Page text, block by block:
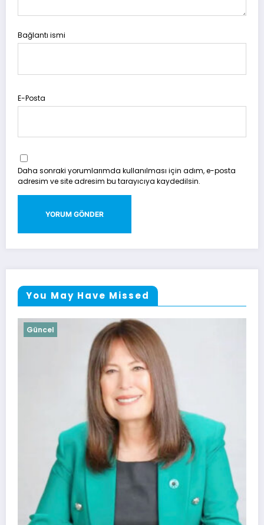
Bağlantı ismi
E-Posta
Daha sonraki yorumlarımda kullanılması için adım, e-posta
adresim ve site adresim bu tarayıcıya kaydedilsin.
You May Have Missed
Soma
4 Ağustos 2026